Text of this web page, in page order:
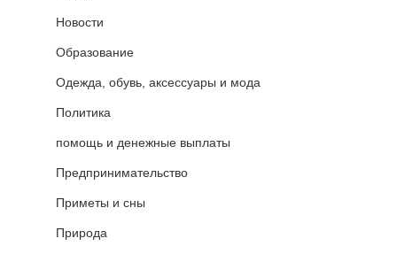
Новости
Образование
Одежда, обувь, аксессуары и мода
Политика
помощь и денежные выплаты
Предпринимательство
Приметы и сны
Природа